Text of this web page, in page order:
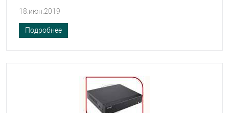
18.июн.2019
Подробнее